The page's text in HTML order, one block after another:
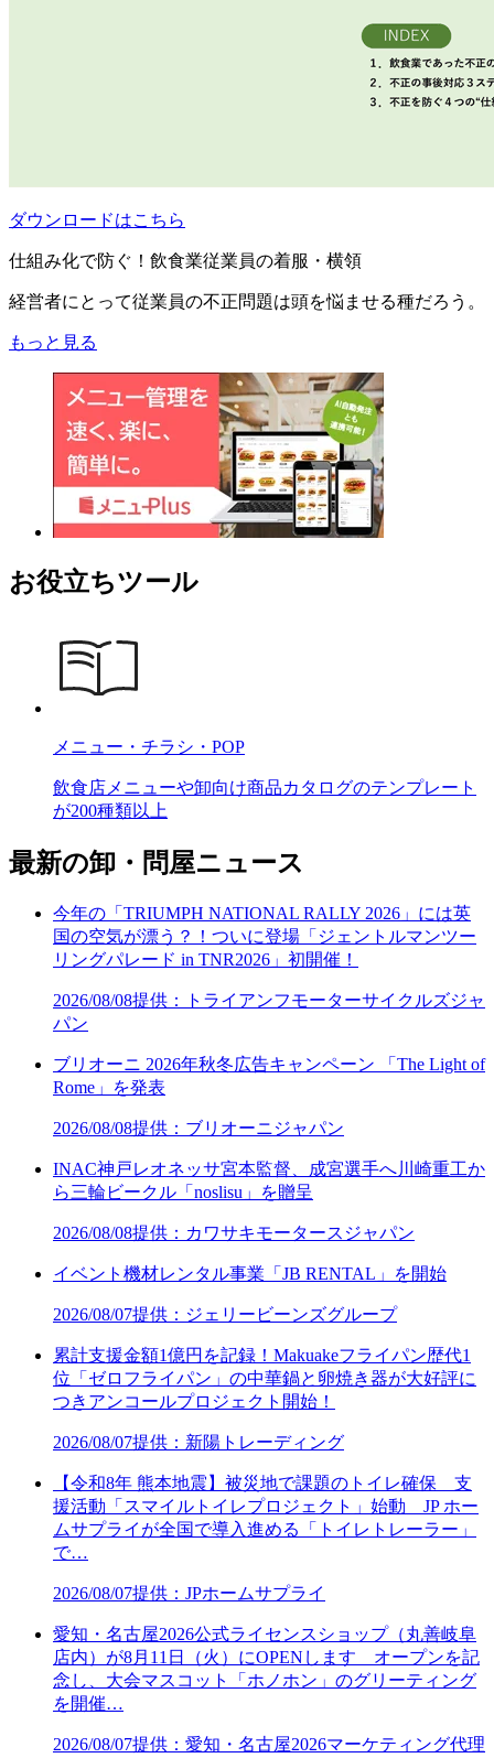
ダウンロードはこちら
仕組み化で防ぐ！飲食業従業員の着服・横領
経営者にとって従業員の不正問題は頭を悩ませる種だろう。
もっと見る
お役立ちツール
メニュー・チラシ・POP
飲食店メニューや卸向け商品カタログのテンプレート
が200種類以上
最新の卸・問屋ニュース
今年の「TRIUMPH NATIONAL RALLY 2026」には英
国の空気が漂う？！ついに登場「ジェントルマンツー
リングパレード in TNR2026」初開催！
2026/08/08提供：トライアンフモーターサイクルズジャ
パン
ブリオーニ 2026年秋冬広告キャンペーン 「The Light of
Rome」を発表
2026/08/08提供：ブリオーニジャパン
INAC神戸レオネッサ宮本監督、成宮選手へ川崎重工か
ら三輪ビークル「noslisu」を贈呈
2026/08/08提供：カワサキモータースジャパン
イベント機材レンタル事業「JB RENTAL」を開始
2026/08/07提供：ジェリービーンズグループ
累計支援金額1億円を記録！Makuakeフライパン歴代1
位「ゼロフライパン」の中華鍋と卵焼き器が大好評に
つきアンコールプロジェクト開始！
2026/08/07提供：新陽トレーディング
【令和8年 熊本地震】被災地で課題のトイレ確保 支
援活動「スマイルトイレプロジェクト」始動 JP ホー
ムサプライが全国で導入進める「トイレトレーラー」
で…
2026/08/07提供：JPホームサプライ
愛知・名古屋2026公式ライセンスショップ（丸善岐阜
店内）が8月11日（火）にOPENします オープンを記
念し、大会マスコット「ホノホン」のグリーティング
を開催…
2026/08/07提供：愛知・名古屋2026マーケティング代理